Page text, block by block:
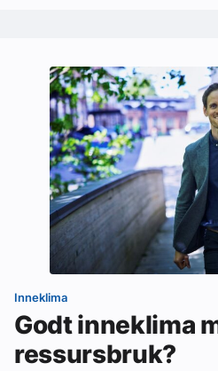
Inneklima
Godt inneklima
ressursbruk?